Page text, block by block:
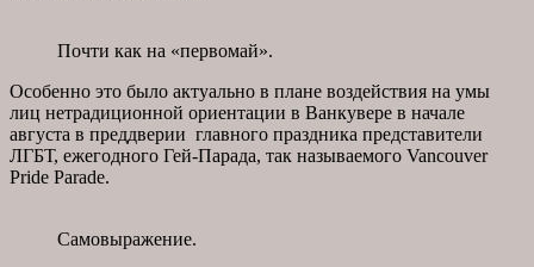
Почти как на «первомай».
Особенно это было актуально в плане воздействия на умы
лиц нетрадиционной ориентации в Ванкувере в начале
августа в преддверии главного праздника представители
ЛГБТ, ежегодного Гей-Парада, так называемого Vancouver
Pride Parade.
Самовыражение.